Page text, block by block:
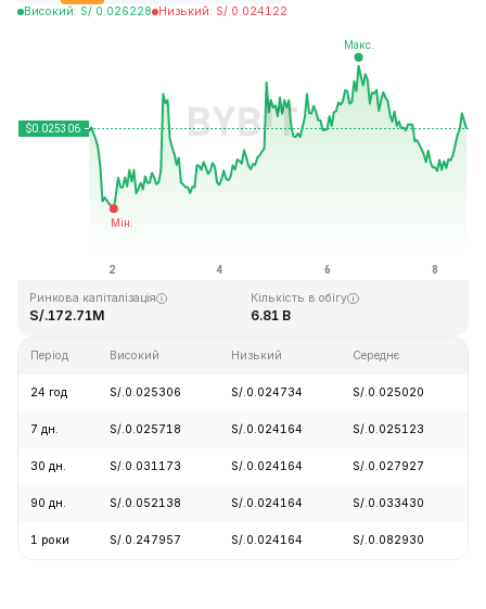
Високий: S/. 0.026228 Низький: S/. 0.024122
Останнє оновлення: 2026-08-08, 13:23 GMT+0
S/.0.023949
Ринкова капіталізація
S/.172.71M
Кількість в обігу
6.81 B
Період Високий Низький Середнє
24 год S/.0.025306 S/.0.024734 S/.0.025020
7 дн. S/.0.025718 S/.0.024164 S/.0.025123
30 дн. S/.0.031173 S/.0.024164 S/.0.027927
90 дн. S/.0.052138 S/.0.024164 S/.0.033430
1 роки S/.0.247957 S/.0.024164 S/.0.082930